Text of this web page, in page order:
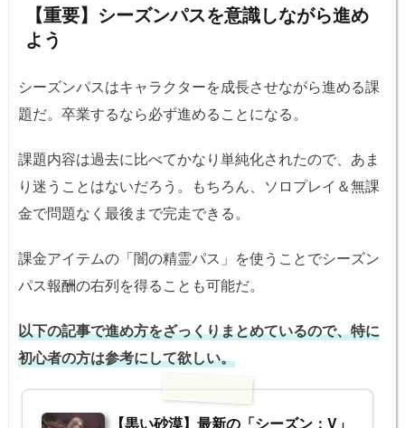
【重要】シーズンパスを意識しながら進め
よう
シーズンパスはキャラクターを成長させながら進める課
題だ。卒業するなら必ず進めることになる。
課題内容は過去に比べてかなり単純化されたので、あま
り迷うことはないだろう。もちろん、ソロプレイ＆無課
金で問題なく最後まで完走できる。
課金アイテムの「闇の精霊パス」を使うことでシーズン
パス報酬の右列を得ることも可能だ。
以下の記事で進め方をざっくりまとめているので、特に
初心者の方は参考にして欲しい。
【黒い砂漠】最新の「シーズン：V」